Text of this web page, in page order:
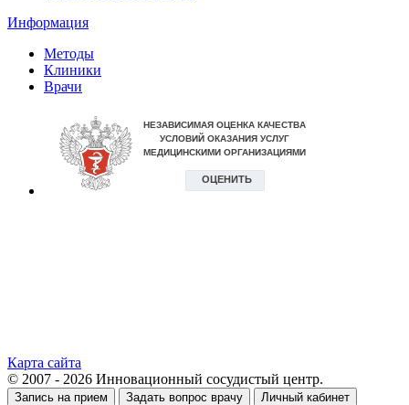
Информация
Методы
Клиники
Врачи
Карта сайта
© 2007 - 2026 Инновационный сосудистый центр.
Запись на прием Задать вопрос врачу
Личный кабинет